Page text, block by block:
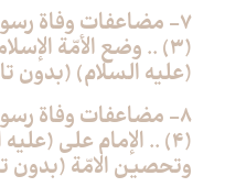
7- مضاعفات وفاة
(3) .. وضع الأمّة
(عليه السلام) (بدون
8- مضاعفات وفاة
(4) .. الإمام علي
وتحصين الامّة (بدون